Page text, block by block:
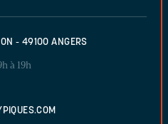
- 49100 ANGERS
à 19h